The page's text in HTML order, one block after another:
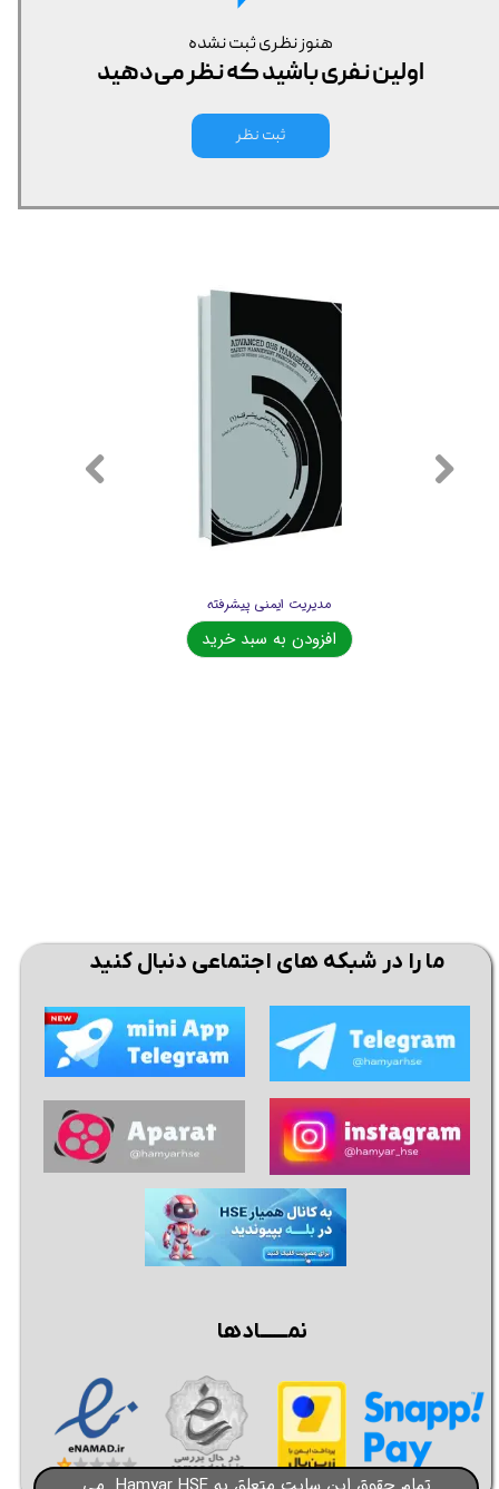
هنوز نظری ثبت نشده
اولین نفری باشید که نظر می‌دهید
ثبت نظر
مدیریت ایمنی پیشرفته
افزودن به سبد خرید
ما را در شبکه های اجتماعی دنبال کنید
نمــــــادها